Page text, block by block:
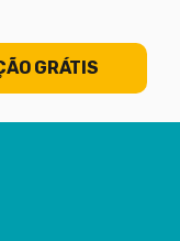
GRÁTIS